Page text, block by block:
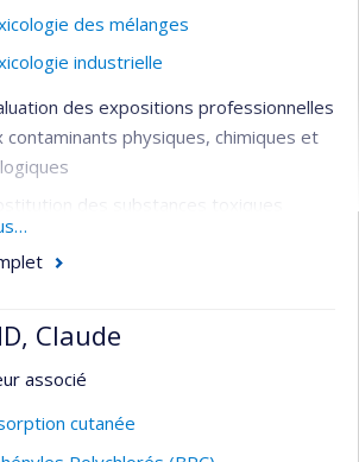
des mélanges
industrielle
des expositions professionnelles
contaminants physiques, chimiques et
des substances toxiques
aux nanoparticules et particules
de contaminants en milieu
: Hygiène du travail, santé et sécurité,
Claude
associé
cutanée